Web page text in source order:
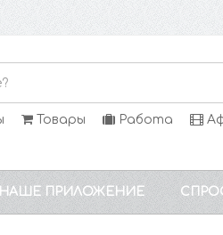
Товары Работа
НАШЕ ПРИЛОЖЕНИЕ